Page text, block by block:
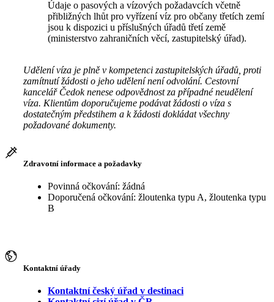
Údaje o pasových a vízových požadavcích včetně
přibližných lhůt pro vyřízení víz pro občany třetích zemí
jsou k dispozici u příslušných úřadů třetí země
(ministerstvo zahraničních věcí, zastupitelský úřad).
Udělení víza je plně v kompetenci zastupitelských úřadů, proti
zamítnutí žádosti o jeho udělení není odvolání. Cestovní
kancelář Čedok nenese odpovědnost za případné neudělení
víza. Klientům doporučujeme podávat žádosti o víza s
dostatečným předstihem a k žádosti dokládat všechny
požadované dokumenty.
Zdravotní informace a požadavky
Povinná očkování: žádná
Doporučená očkování: žloutenka typu A, žloutenka typu
B
Kontaktní úřady
Kontaktní český úřad v destinaci